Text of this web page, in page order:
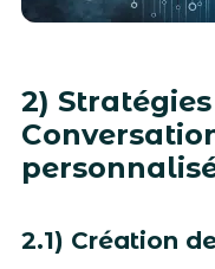
2)
2.1) Création